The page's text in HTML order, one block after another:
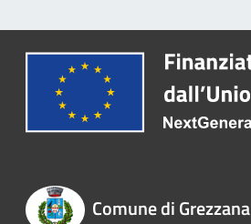
Comune di Grezzana